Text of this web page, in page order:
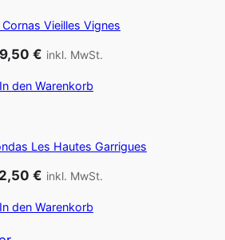
Vieilles Vignes
€ inkl. MwSt.
In den Warenkorb
Les Hautes Garrigues
€ inkl. MwSt.
In den Warenkorb